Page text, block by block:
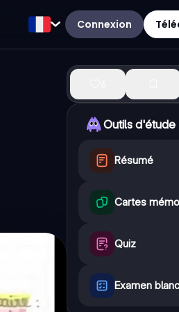
Connexion
Outils d'étude
Résumé
Cartes
Quiz
Examen blanc